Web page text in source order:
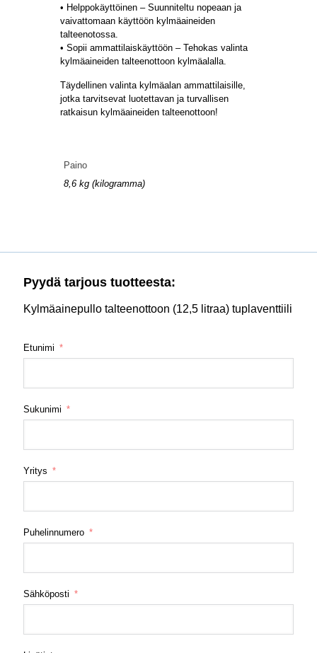
• Helppokäyttöinen – Suunniteltu nopeaan ja
vaivattomaan käyttöön kylmäaineiden
talteenotossa.
• Sopii ammattilaiskäyttöön – Tehokas valinta
kylmäaineiden talteenottoon kylmäalalla.
Täydellinen valinta kylmäalan ammattilaisille,
jotka tarvitsevat luotettavan ja turvallisen
ratkaisun kylmäaineiden talteenottoon!
Paino
8,6 kg (kilogramma)
Pyydä tarjous tuotteesta:
Kylmäainepullo talteenottoon (12,5 litraa) tuplaventtiili
Etunimi
Sukunimi
Yritys
Puhelinnumero
Sähköposti